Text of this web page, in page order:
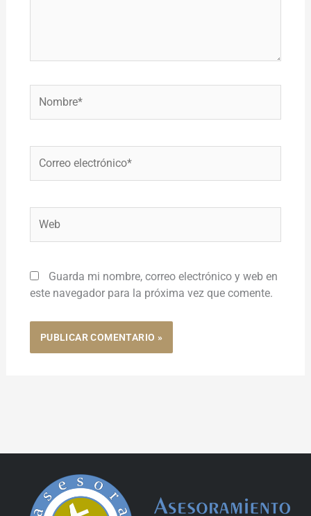
electrónico*
Guarda mi nombre, correo electrónico y web en
este navegador para la próxima vez que comente.